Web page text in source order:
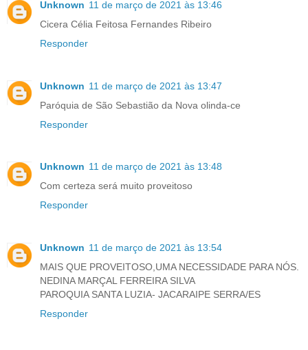
Unknown 11 de março de 2021 às 13:46
Cicera Célia Feitosa Fernandes Ribeiro
Responder
Unknown 11 de março de 2021 às 13:47
Paróquia de São Sebastião da Nova olinda-ce
Responder
Unknown 11 de março de 2021 às 13:48
Com certeza será muito proveitoso
Responder
Unknown 11 de março de 2021 às 13:54
MAIS QUE PROVEITOSO,UMA NECESSIDADE PARA NÓS.
NEDINA MARÇAL FERREIRA SILVA
PAROQUIA SANTA LUZIA- JACARAIPE SERRA/ES
Responder